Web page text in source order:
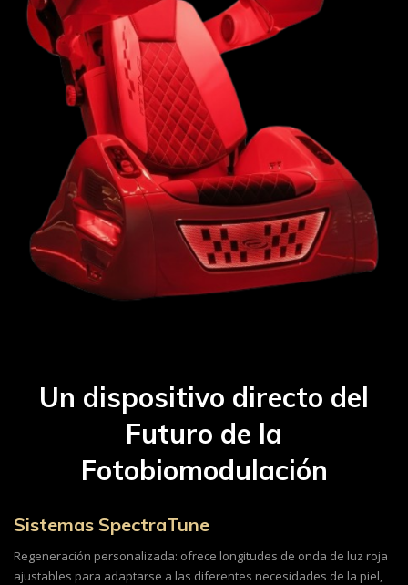
Un dispositivo directo del
Futuro de la
Fotobiomodulación
Sistemas SpectraTune
Regeneración personalizada: ofrece longitudes de onda de luz roja
ajustables para adaptarse a las diferentes necesidades de la piel,